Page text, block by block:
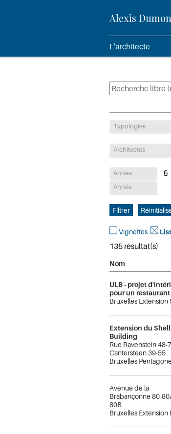
Alexis
L'architecte
Typologies
Architectes
Année
Année
Vignettes
135 résultat(s)
Nom
ULB - projet
pour un restaurant
Bruxelles Extension
Extension du Shell
Building
Rue Ravenstein 48-
Cantersteen 39-55
Bruxelles Pentagone
Avenue de la
Brabançonne 80-
80B
Bruxelles Extension